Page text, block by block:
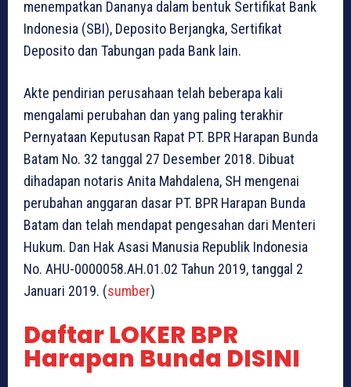
menempatkan Dananya dalam bentuk Sertifikat Bank
Indonesia (SBI), Deposito Berjangka, Sertifikat
Deposito dan Tabungan pada Bank lain.
Akte pendirian perusahaan telah beberapa kali
mengalami perubahan dan yang paling terakhir
Pernyataan Keputusan Rapat PT. BPR Harapan Bunda
Batam No. 32 tanggal 27 Desember 2018. Dibuat
dihadapan notaris Anita Mahdalena, SH mengenai
perubahan anggaran dasar PT. BPR Harapan Bunda
Batam dan telah mendapat pengesahan dari Menteri
Hukum. Dan Hak Asasi Manusia Republik Indonesia
No. AHU-0000058.AH.01.02 Tahun 2019, tanggal 2
Januari 2019. (sumber)
Daftar LOKER BPR
Harapan Bunda DISINI